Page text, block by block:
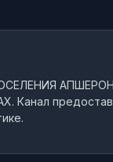
Канал